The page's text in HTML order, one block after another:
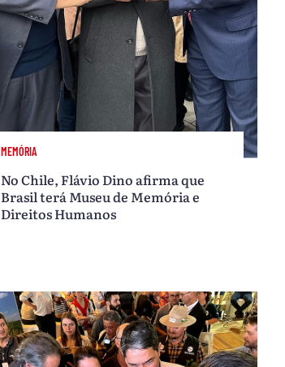
MEMÓRIA
No Chile, Flávio Dino afirma que
Brasil terá Museu de Memória e
Direitos Humanos